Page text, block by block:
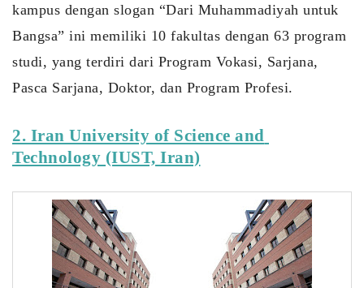
kampus dengan slogan “Dari Muhammadiyah untuk
Bangsa” ini memiliki 10 fakultas dengan 63 program
studi, yang terdiri dari Program Vokasi, Sarjana,
Pasca Sarjana, Doktor, dan Program Profesi.
2. Iran University of Science and
Technology (IUST, Iran)